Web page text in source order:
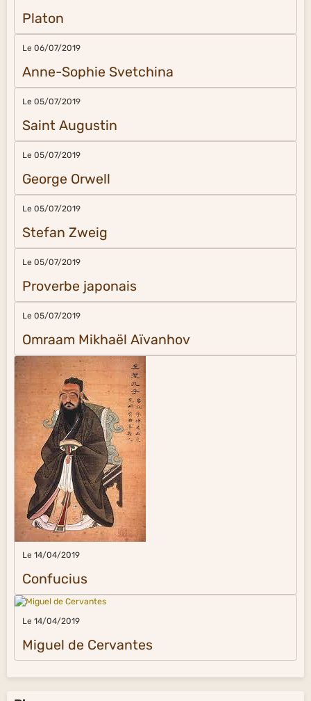
Platon
Le 06/07/2019
Anne-Sophie Svetchina
Le 05/07/2019
Saint Augustin
Le 05/07/2019
George Orwell
Le 05/07/2019
Stefan Zweig
Le 05/07/2019
Proverbe japonais
Le 05/07/2019
Omraam Mikhaël Aïvanhov
Le 14/04/2019
Confucius
Le 14/04/2019
Miguel de Cervantes